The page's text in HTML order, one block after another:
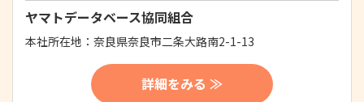
ヤマトデータベース協同組合
本社所在地： 奈良県奈良市二条大路南2-1-13
詳細をみる ≫